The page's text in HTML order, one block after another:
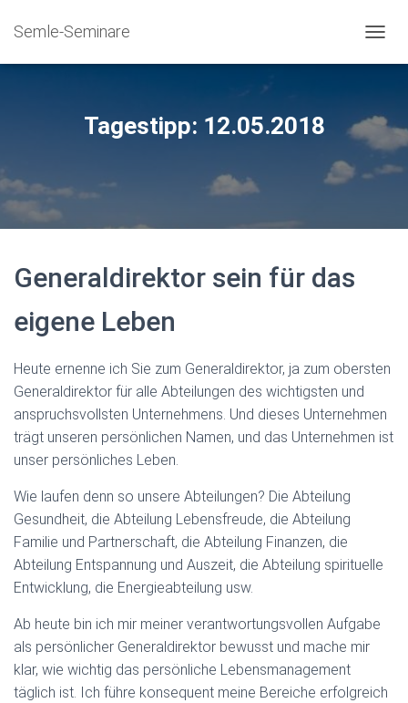
Semle-Seminare
Tagestipp: 12.05.2018
Generaldirektor sein für das
eigene Leben
Heute ernenne ich Sie zum Generaldirektor, ja zum obersten
Generaldirektor für alle Abteilungen des wichtigsten und
anspruchsvollsten Unternehmens. Und dieses Unternehmen
trägt unseren persönlichen Namen, und das Unternehmen ist
unser persönliches Leben.
Wie laufen denn so unsere Abteilungen? Die Abteilung
Gesundheit, die Abteilung Lebensfreude, die Abteilung
Familie und Partnerschaft, die Abteilung Finanzen, die
Abteilung Entspannung und Auszeit, die Abteilung spirituelle
Entwicklung, die Energieabteilung usw.
Ab heute bin ich mir meiner verantwortungsvollen Aufgabe
als persönlicher Generaldirektor bewusst und mache mir
klar, wie wichtig das persönliche Lebensmanagement
täglich ist. Ich führe konsequent meine Bereiche erfolgreich